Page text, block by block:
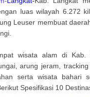
luas wilayah 6.272
Leuser membuat
wisata alam di Kab.
arung jeram,
serta wisata bahari
Spesifikasi 10